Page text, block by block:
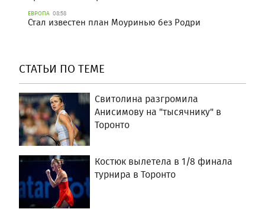
ЕВРОПА 08:58
Стал известен план Моуринью без Родри
СТАТЬИ ПО ТЕМЕ
Свитолина разгромила
Анисимову на "тысячнику" в
Торонто
Костюк вылетела в 1/8 финала
турнира в Торонто